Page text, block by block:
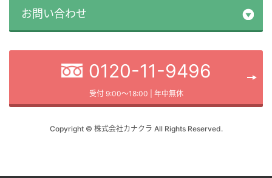
お問い合わせ
0120-11-9496
受付 9:00～18:00 | 年中無休
Copyright © 株式会社カナクラ All Rights Reserved.